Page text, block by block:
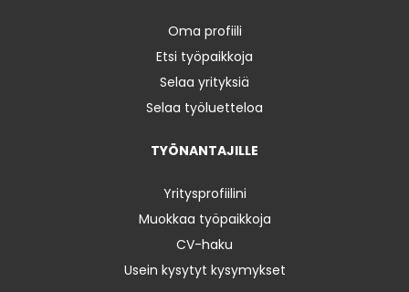
Oma profiili
Etsi työpaikkoja
Selaa yrityksiä
Selaa työluetteloa
TYÖNANTAJILLE
Yritysprofiilini
Muokkaa työpaikkoja
CV-haku
Usein kysytyt kysymykset